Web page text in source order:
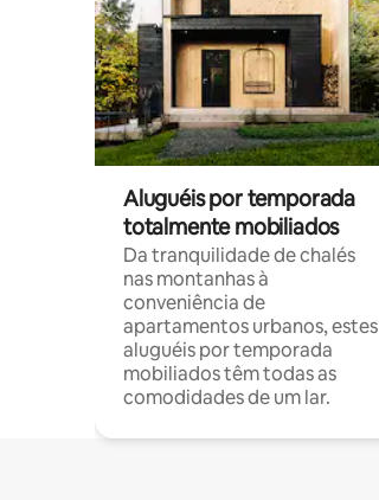
Aluguéis por temporada
totalmente mobiliados
Da tranquilidade de chalés
nas montanhas à
conveniência de
apartamentos urbanos, estes
aluguéis por temporada
mobiliados têm todas as
comodidades de um lar.